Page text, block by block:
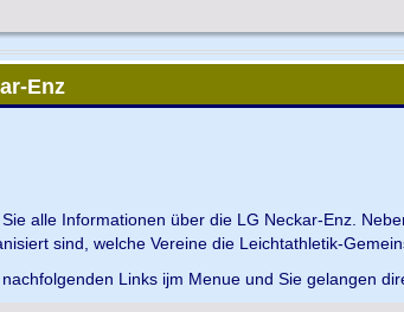
Enz
alle Informationen über die LG Neckar-Enz.
sind, welche Vereine die Leichtathletik-
Links ijm Menue und Sie gelangen